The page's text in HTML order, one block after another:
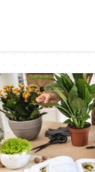
StronaStronaStronaStronaStrona